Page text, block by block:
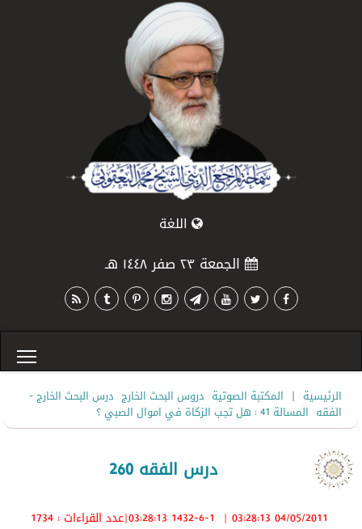
اللغة
الجمعة ٢٣ صفر ١٤٤٨ هـ
الرئيسية | المكتبة الصوتية دروس البحث الخارج درس البحث الخارج -
الفقه المسالة 41 : هل تجب الزكاة في اموال الصبي ؟
درس الفقه 260
04/05/2011 03:28:13
|
1432-6-1 03:28:13 |عدد القراءات : 1734